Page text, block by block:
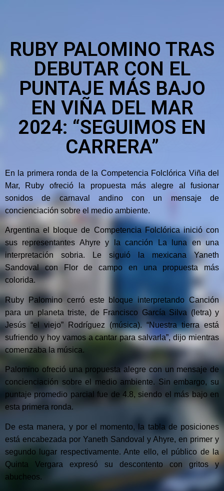
RUBY PALOMINO TRAS
DEBUTAR CON EL
PUNTAJE MÁS BAJO
EN VIÑA DEL MAR
2024: “SEGUIMOS EN
CARRERA”
En la primera ronda de la Competencia Folclórica Viña del
Mar, Ruby ofreció la propuesta más alegre al fusionar
sonidos de carnaval andino con un mensaje de
concienciación sobre el medio ambiente.
Argentina el bloque de Competencia Folclórica inició con
sus representantes Ahyre y la canción La luna en una
interpretación sobria. Le siguió la mexicana Yaneth
Sandoval con Flor de campo en una propuesta más
colorida.
Ruby Palomino cerró este bloque interpretando Canción
para un planeta triste, de Francisco García Silva (letra) y
Jesús “el viejo” Rodríguez (música). “Nuestra tierra está
sufriendo y hoy vamos a cantar para salvarla”, dijo mientras
comenzaba la música.
Palomino ofreció una propuesta alegre con un mensaje de
concienciación sobre el medio ambiente. Sin embargo, su
puntaje promedio parcial fue de 4.8, siendo el más bajo en
esta primera ronda.
De esta manera, y por el momento, la tabla de posiciones
está encabezada por Yaneth Sandoval y Ahyre, en primer y
segundo lugar respectivamente. Ante ello, el público de la
Quinta Vergara expresó su descontento con gritos y
abucheos.